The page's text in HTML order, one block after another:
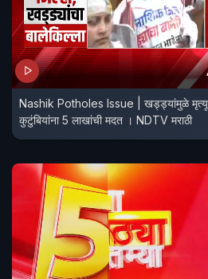
Nashik Potholes Issue | खड्ड्यांमुळे
कुटुंबियांना 5 लाखांची मदत । NDTV मराठी